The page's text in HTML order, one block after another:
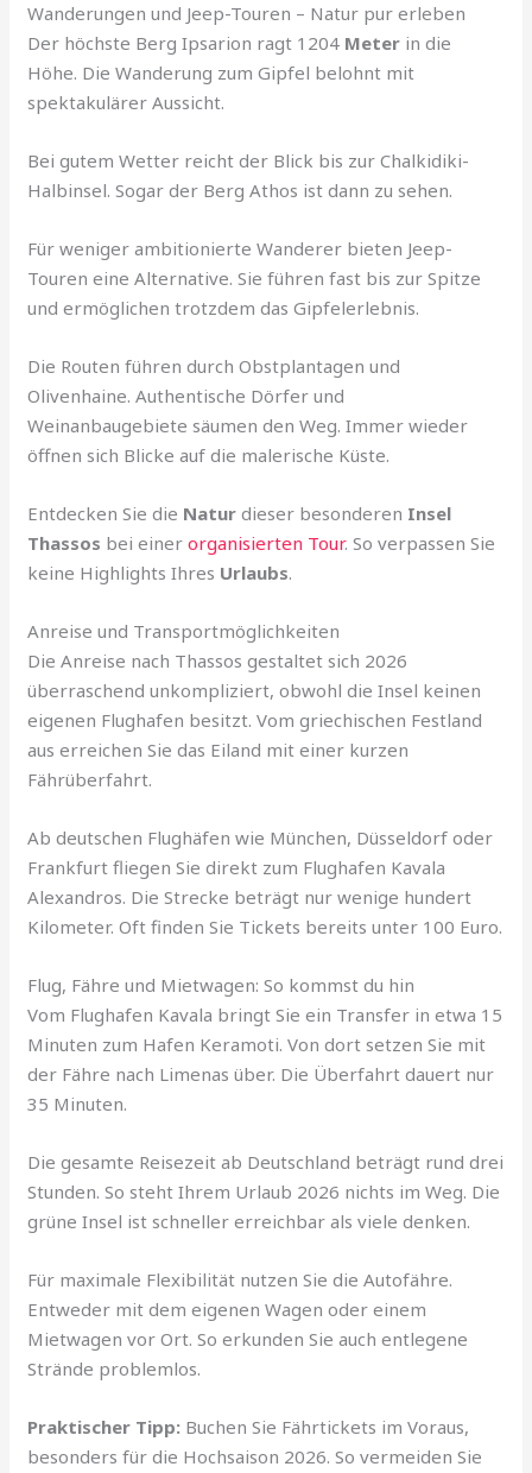
Wanderungen und Jeep-Touren – Natur pur erleben
Der höchste Berg Ipsarion ragt 1204 Meter in die
Höhe. Die Wanderung zum Gipfel belohnt mit
spektakulärer Aussicht.
Bei gutem Wetter reicht der Blick bis zur Chalkidiki-
Halbinsel. Sogar der Berg Athos ist dann zu sehen.
Für weniger ambitionierte Wanderer bieten Jeep-
Touren eine Alternative. Sie führen fast bis zur Spitze
und ermöglichen trotzdem das Gipfelerlebnis.
Die Routen führen durch Obstplantagen und
Olivenhaine. Authentische Dörfer und
Weinanbaugebiete säumen den Weg. Immer wieder
öffnen sich Blicke auf die malerische Küste.
Entdecken Sie die Natur dieser besonderen Insel
Thassos bei einerorganisierten Tour. So verpassen Sie
keine Highlights Ihres Urlaubs.
Anreise und Transportmöglichkeiten
Die Anreise nach Thassos gestaltet sich 2026
überraschend unkompliziert, obwohl die Insel keinen
eigenen Flughafen besitzt. Vom griechischen Festland
aus erreichen Sie das Eiland mit einer kurzen
Fährüberfahrt.
Ab deutschen Flughäfen wie München, Düsseldorf oder
Frankfurt fliegen Sie direkt zum Flughafen Kavala
Alexandros. Die Strecke beträgt nur wenige hundert
Kilometer. Oft finden Sie Tickets bereits unter 100 Euro.
Flug, Fähre und Mietwagen: So kommst du hin
Vom Flughafen Kavala bringt Sie ein Transfer in etwa 15
Minuten zum Hafen Keramoti. Von dort setzen Sie mit
der Fähre nach Limenas über. Die Überfahrt dauert nur
35 Minuten.
Die gesamte Reisezeit ab Deutschland beträgt rund drei
Stunden. So steht Ihrem Urlaub 2026 nichts im Weg. Die
grüne Insel ist schneller erreichbar als viele denken.
Für maximale Flexibilität nutzen Sie die Autofähre.
Entweder mit dem eigenen Wagen oder einem
Mietwagen vor Ort. So erkunden Sie auch entlegene
Strände problemlos.
Praktischer Tipp: Buchen Sie Fährtickets im Voraus,
besonders für die Hochsaison 2026. So vermeiden Sie